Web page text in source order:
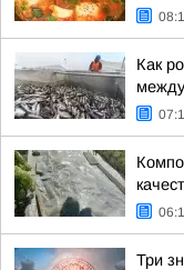
Как
Три